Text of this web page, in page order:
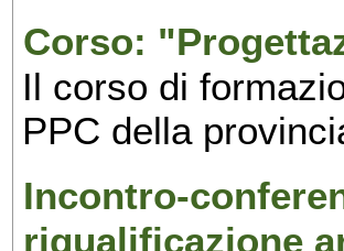
Corso:
Il corso di
PPC della
Incontro-
riqualificazione